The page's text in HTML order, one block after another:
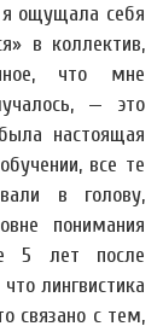
ощущала себя
в коллектив,
что мне
— это
настоящая
все те
в голову,
понимания
5 лет после
лингвистика
связано с тем,